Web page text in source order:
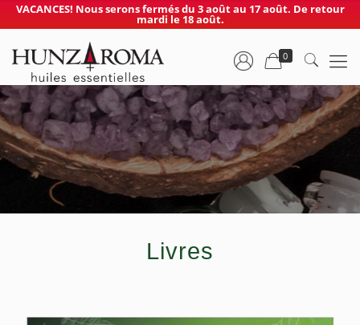
VACANCES! Nous serons fermés du 3 août au 17 août. De retour
mardi le 18 août.
0
Livres